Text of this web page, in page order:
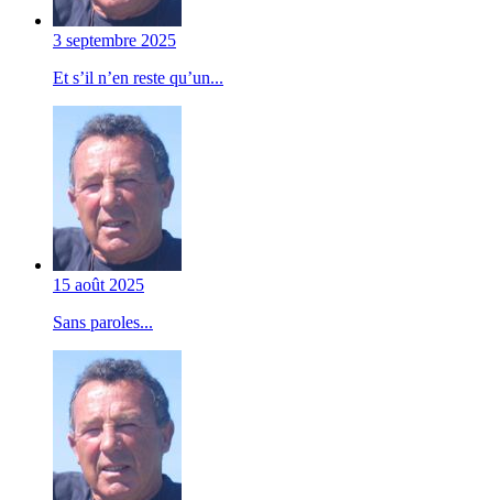
3 septembre 2025
Et s’il n’en reste qu’un...
15 août 2025
Sans paroles...